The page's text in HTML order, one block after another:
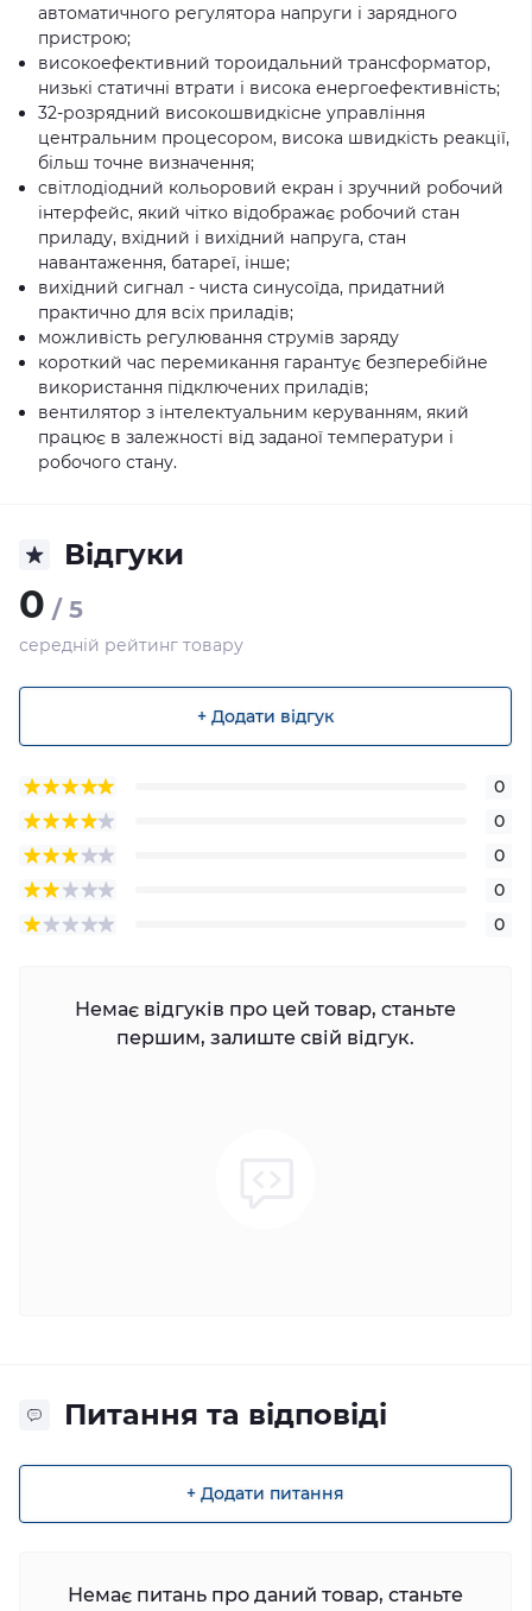
автоматичного регулятора напруги і зарядного
пристрою;
високоефективний тороидальний трансформатор,
низькі статичні втрати і висока енергоефективність;
32-розрядний високошвидкісне управління
центральним процесором, висока швидкість реакції,
більш точне визначення;
світлодіодний кольоровий екран і зручний робочий
інтерфейс, який чітко відображає робочий стан
приладу, вхідний і вихідний напруга, стан
навантаження, батареї, інше;
вихідний сигнал - чиста синусоїда, придатний
практично для всіх приладів;
можливість регулювання струмів заряду
короткий час перемикання гарантує безперебійне
використання підключених приладів;
вентилятор з інтелектуальним керуванням, який
працює в залежності від заданої температури і
робочого стану.
Відгуки
0 / 5
середній рейтинг товару
+ Додати відгук
0
0
0
0
0
Немає відгуків про цей товар, станьте
першим, залиште свій відгук.
Питання та відповіді
+ Додати питання
Немає питань про даний товар, станьте